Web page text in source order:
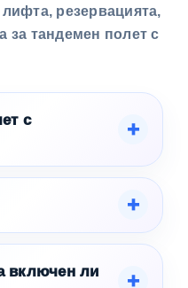
резервацията,
за тандемен полет с
с
включен ли